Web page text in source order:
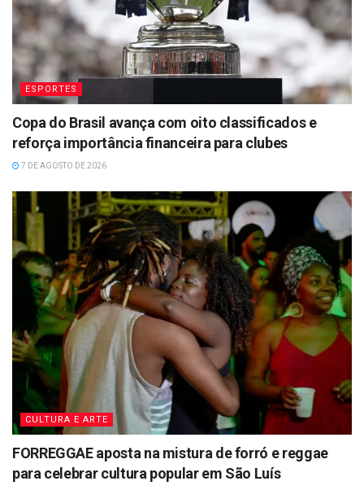
ESPORTES
Copa do Brasil avança com oito classificados e
reforça importância financeira para clubes
7 DE AGOSTO DE 2026
CULTURA E ARTE
FORREGGAE aposta na mistura de forró e reggae
para celebrar cultura popular em São Luís